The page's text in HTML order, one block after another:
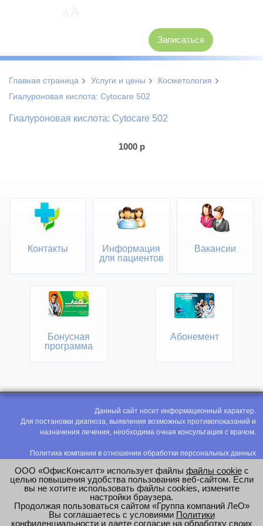
Записаться
Главная страница › Услуги и цены › Косметология ›
Гиалуроновая кислота: Cytocare 502
Гиалуроновая кислота: Cytocare 502
1000 р
Контакты
Информация
для пациентов
Вакансии
Бонусная
программа
Абонемент
Данный сайт носит информационный характер.
Для постановки диагноза, выявления возможных противопоказаний и
назначения лечения, необходима очная консультация с врачом.
Политика компании в отношении обработки персональных данных
Соглашение на обработку персональных данных
Оценка труда
e-mail:office@modus-leo.ru
ООО «ОфисКонсалт» использует файлы файлы cookieс
целью повышения удобства пользования веб-сайтом. Если
вы не хотите использовать файлы cookies, измените
настройки браузера.
Продолжая пользоваться сайтом «Группа компаний ЛеО»
Вы соглашаетесь с условиями Политики
конфиденциальностии даете согласие на обработку своих